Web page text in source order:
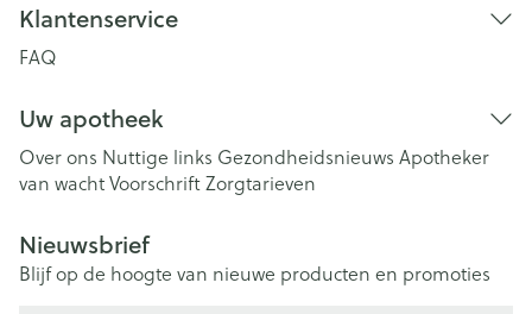
Klantenservice
FAQ
Uw apotheek
Over ons Nuttige links Gezondheidsnieuws Apotheker
van wachtVoorschriftZorgtarieven
Nieuwsbrief
Blijf op de hoogte van nieuwe producten en promoties